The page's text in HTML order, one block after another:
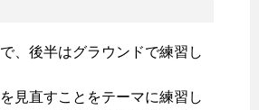
、後半はグラウンドで練習し
見直すことをテーマに練習し